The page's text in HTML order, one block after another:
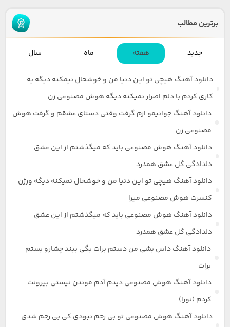
برترین مطالب
جدید هفته ماه سال
دانلود آهنگ هیچی تو این دنیا من و خوشحال نیمکنه دیگه یه
کاری کردم با دلم اصرار نمیکنه دیگه هوش مصنوعی زن
دانلود آهنگ جوانیمو ازم گرفت وقتی دستای عشقم و گرفت هوش
مصنوعی زن
دانلود آهنگ هوش مصنوعی باید که میگذشتم از این عشق
دلدادگی گل عشق همدرد
دانلود آهنگ هیچی تو این دنیا من و خوشحال نمیکنه دیگه ورژن
کنسرت هوش مصنوعی میرا
دانلود آهنگ هوش مصنوعی باید که میگذشتم از این عشق
دلدادگی گل عشق همدرد
دانلود آهنگ داس بشی من دستم برات بگی ببند چشارو بستم
برات
دانلود آهنگ هوش مصنوعی دیدم آدم موندن نیستی بیرونت
کردم (نورا)
دانلود آهنگ هوش مصنوعی تو بی رحم نبودی کی بی رحم شدی